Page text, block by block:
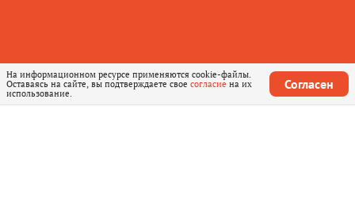
На информационном ресурсе применяются cookie-файлы.
Оставаясь на сайте, вы подтверждаете свое согласие на их
использование.
Согласен